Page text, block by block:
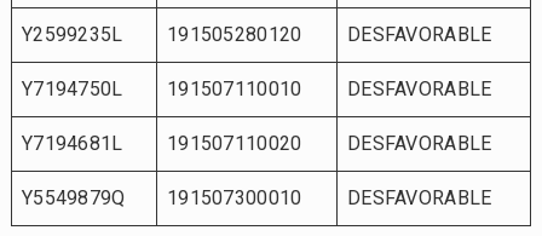
Y2599235L 191505280120 DESFAVORABLE
Y7194750L 191507110010 DESFAVORABLE
Y7194681L 191507110020 DESFAVORABLE
Y5549879Q 191507300010 DESFAVORABLE